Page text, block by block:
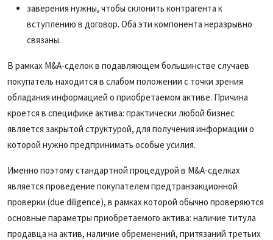
заверения нужны, чтобы склонить контрагента к
вступлению в договор. Оба эти компонента неразрывно
связаны.
В рамках M&A-сделок в подавляющем большинстве случаев
покупатель находится в слабом положении с точки зрения
обладания информацией о приобретаемом активе. Причина
кроется в специфике актива: практически любой бизнес
является закрытой структурой, для получения информации о
которой нужно предпринимать особые усилия.
Именно поэтому стандартной процедурой в M&A-сделках
является проведение покупателем предтранзакционной
проверки (due diligence), в рамках которой обычно проверяются
основные параметры приобретаемого актива: наличие титула
продавца на актив, наличие обременений, притязаний третьих